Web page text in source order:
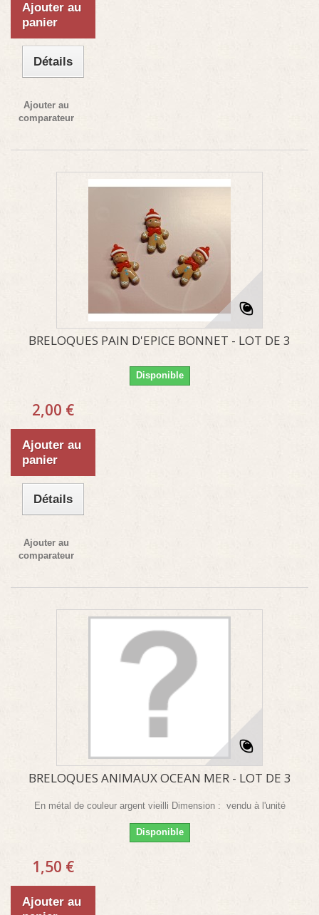
Ajouter au
panier
Détails
Ajouter au
comparateur
BRELOQUES PAIN D'EPICE BONNET - LOT DE 3
Disponible
2,00 €
Ajouter au
panier
Détails
Ajouter au
comparateur
BRELOQUES ANIMAUX OCEAN MER - LOT DE 3
En métal de couleur argent vieilli Dimension : vendu à l'unité
Disponible
1,50 €
Ajouter au